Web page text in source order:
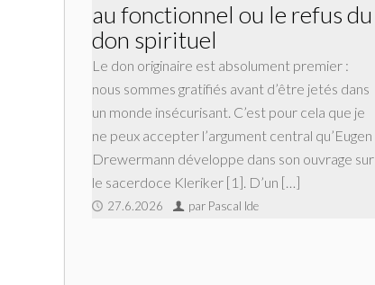
au fonctionnel ou le refus du
don spirituel
Le don originaire est absolument premier :
nous sommes gratifiés avant d’être jetés dans
un monde insécurisant. C’est pour cela que je
ne peux accepter l’argument central qu’Eugen
Drewermann développe dans son ouvrage sur
le sacerdoce Kleriker [1]. D’un […]
27.6.2026 par Pascal Ide